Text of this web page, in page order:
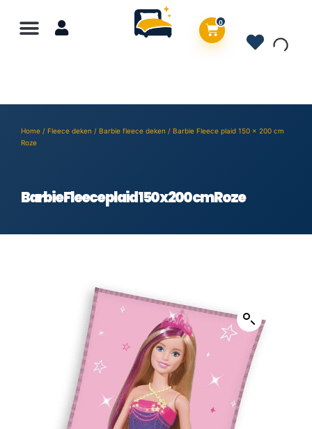
0
Home / Fleece deken / Barbie fleece deken / Barbie Fleece plaid 150 x 200 cm
Roze
Barbie Fleece plaid 150 x 200 cm Roze